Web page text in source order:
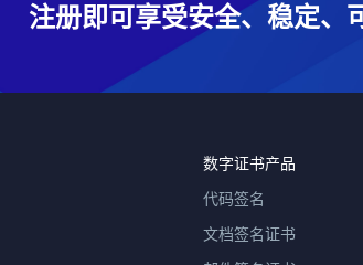
注册即可享受安全、稳定、
数字证书产品
代码签名
文档签名证书